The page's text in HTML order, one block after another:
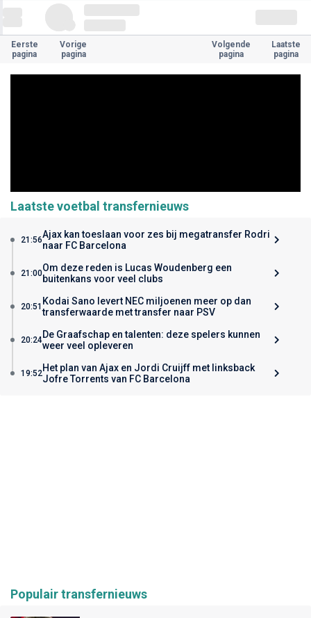
Eerste
pagina
Vorige
pagina
Volgende
pagina
Laatste
pagina
Laatste voetbal transfernieuws
21:56Ajax kan toeslaan voor zes bij megatransfer Rodri
naar FC Barcelona
21:00Om deze reden is Lucas Woudenberg een
buitenkans voor veel clubs
20:51 Kodai Sano levert NEC miljoenen meer op dan
transferwaarde met transfer naar PSV
20:24De Graafschap en talenten: deze spelers kunnen
weer veel opleveren
19:52Het plan van Ajax en Jordi Cruijff met linksback
Jofre Torrents van FC Barcelona
Populair transfernieuws